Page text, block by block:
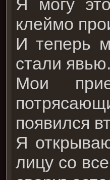
клеймо
И теперь
стали
Мои
появился
Я
лицу со